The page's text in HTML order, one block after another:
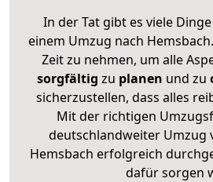
In der Tat gibt es viele
einem Umzug nach
Zeit zu nehmen, um alle
sorgfältig zu planen und zu
sicherzustellen, dass alles
Mit der richtigen
deutschlandweiter Umzug
Hemsbach erfolgreich
dafür sorgen